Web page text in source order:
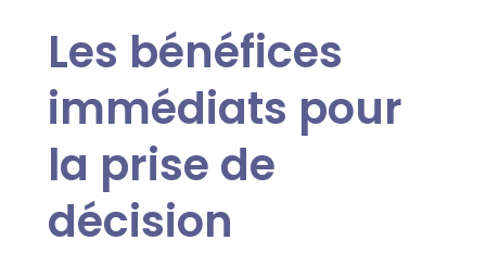
Les bénéfices
immédiats pour
la prise de
décision